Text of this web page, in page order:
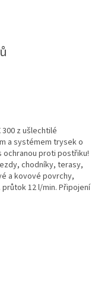
z ušlechtilé
a systémem trysek o
ochranou proti postřiku!
chodníky, terasy,
a kovové povrchy,
12 l/min. Připojení